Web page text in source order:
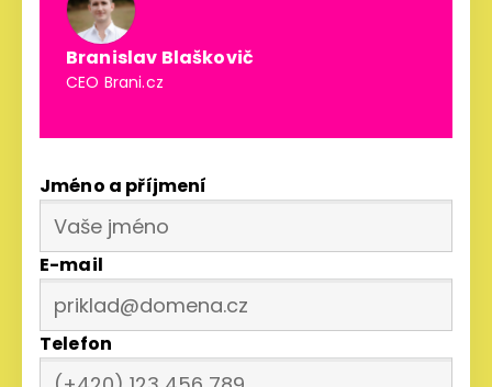
Branislav Blaškovič
CEO Brani.cz
Jméno a příjmení
E-mail
Telefon